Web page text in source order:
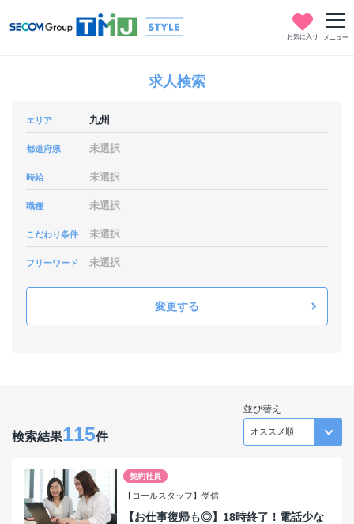
お気に入り メニュー
求人検索
エリア 九州
都道府県 未選択
時給 未選択
職種 未選択
こだわり条件 未選択
フリーワード 未選択
変更する
検索結果115件
並び替え
契約社員
【コールスタッフ】受信
【お仕事復帰も◎】18時終了！電話少な